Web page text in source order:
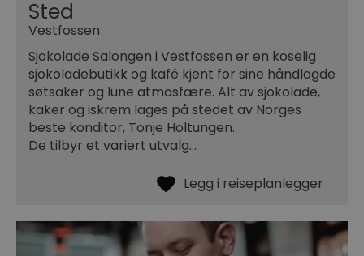
Sted
Vestfossen
Sjokolade Salongen i Vestfossen er en koselig
sjokoladebutikk og kafé kjent for sine håndlagde
søtsaker og lune atmosfære. Alt av sjokolade,
kaker og iskrem lages på stedet av Norges
beste konditor, Tonje Holtungen.
De tilbyr et variert utvalg…